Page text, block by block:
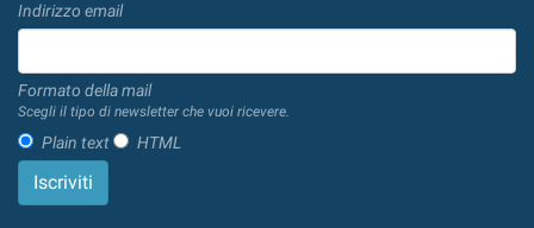
Indirizzo email
Formato della mail
Scegli il tipo di newsletter che vuoi ricevere.
Plain text HTML